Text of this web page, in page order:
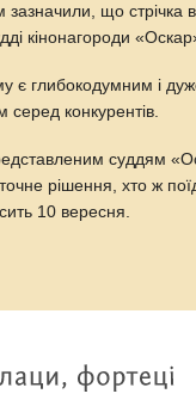
зазначили, що стрічка
кінонагороди
є глибокодумним і
серед конкурентів.
суддям
рішення, хто ж
10 вересня.